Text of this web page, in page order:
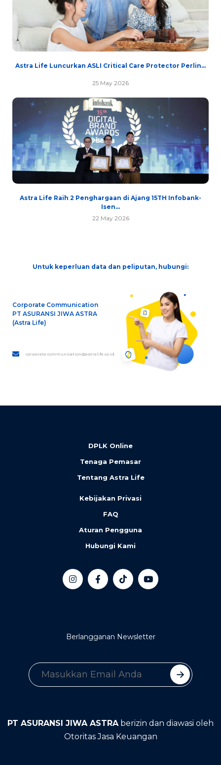
Astra Life Luncurkan ASLI Critical Care Protector Perlin...
25 May 2026
Astra Life Raih 2 Penghargaan di Ajang 15TH Infobank-
Isen...
22 May 2026
Untuk keperluan data dan peliputan, hubungi:
Corporate Communication
PT ASURANSI JIWA ASTRA
(Astra Life)
corporate.communication@astralife.co.id
DPLK Online
Tenaga Pemasar
Tentang Astra Life
Kebijakan Privasi
FAQ
Aturan Pengguna
Hubungi Kami
Berlangganan Newsletter
PT ASURANSI JIWA ASTRAberizin dan diawasi oleh
Otoritas Jasa Keuangan